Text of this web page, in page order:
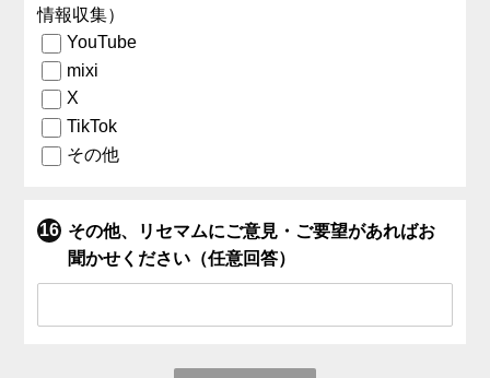
情報収集）
YouTube
mixi
X
TikTok
その他
その他、リセマムにご意見・ご要望があればお
聞かせください（任意回答）